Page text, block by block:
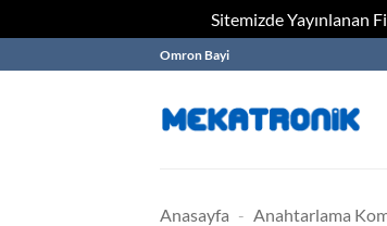
Sitemizde Yayınlanan
to
Omron Bayi
Anasayfa - Anahtarlama